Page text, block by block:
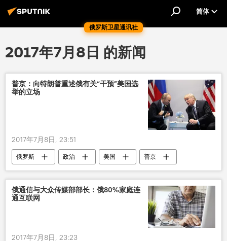
俄罗斯卫星通讯社
简体
2017年7月8日 的新闻
普京：向特朗普重述俄有关“干预”美国选
举的立场
2017年7月8日, 23:51
俄罗斯 政治 美国
普京
特朗普
G20峰会 选举
俄通信与大众传媒部部长：俄80%家庭连
通互联网
2017年7月8日, 23:23